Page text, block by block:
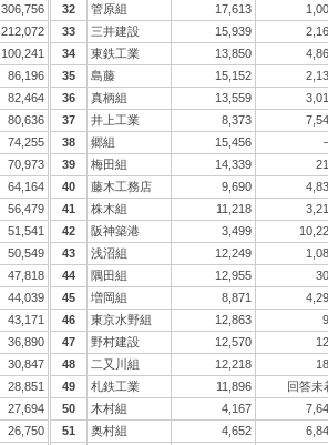
306,756 32 管原組 17,613
212,072 33 三井建設 15,939
100,241 34 東鉄工業 13,850
86,196 35 島藤 15,152
82,464 36 真柄組 13,559
80,636 37 井上工業 8,373
74,255 38 郷組 15,456
70,973 39 梅田組 14,339
64,164 40 藤木工務店 9,690
56,479 41 株木組 11,218
51,541 42 阪神築港 3,499
50,549 43 浅沼組 12,249
47,818 44 隅田組 12,955
44,039 45 増岡組 8,871
43,171 46 東京水野組 12,863
36,890 47 野村建設 12,570
30,847 48 二又川組 12,218
28,851 49 札鉄工業 11,896 回答未
27,694 50 木村組 4,167
26,750 51 奥村組 4,652